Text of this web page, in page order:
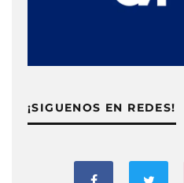
¡SIGUENOS EN REDES!